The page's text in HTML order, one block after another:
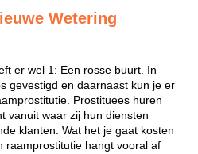
Wetering
er wel 1: Een rosse buurt. In
gevestigd en daarnaast kun je er
Prostituees huren
vanuit waar zij hun diensten
klanten. Wat het je gaat kosten
raamprostitutie hangt vooral af